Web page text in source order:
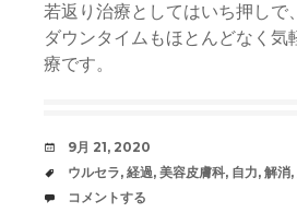
若返り治療としてはいち押しで、
ダウンタイムもほとんどなく気
療です。
日
時
9月 21, 2020
タ
グ
ウルセラ, 経過, 美容皮膚科, 自力, 解消,
コ
コメントする